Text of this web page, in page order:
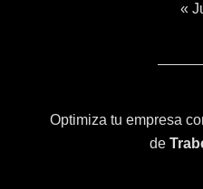
«
Optimiza tu empresa
de